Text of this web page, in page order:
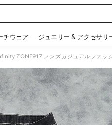
チウェア ジュエリー & アクセサリ
ZONE917 メンズカジュアルファッ